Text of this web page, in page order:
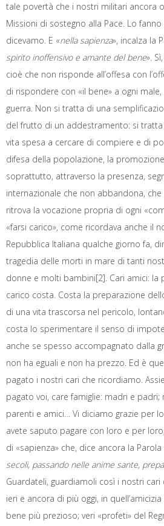
tale povertà che i nostri militari ancora
Missioni di sostegno alla Pace. Lo fanno
dicevamo. E «nella sapienza», incalza la
spirito inoffensivo e amante del bene».
cioè che non risponde all’offesa con
di rispondere con «il bene» a ogni
guerra. Non si tratta di una
del frutto di un addestramento: si
vita spesa a cercare di compiere e di
difesa della popolazione, la promozione
soprattutto, attraverso la presenza,
internazionale che non abbandona,
ritrova la vocazione propria di ogni
«farsi carico», come ricordava anche il
Repubblica Italiana qualche giorno fa,
tragedia delle morti in mare di tanti
donne e molti bambini[2]. Cari amici: la
carico costa. Costa la preparazione
di una vita trascorsa nel pericolo,
costa lo sperimentare il senso di
anche se spesso accompagnato dalla
non ha eguali e non ha prezzo. Ed è
pagato i nostri cari che ricordiamo.
pagato voi, care famiglie: madri e padri;
parenti e amici… Vi diciamo grazie per
avete saputo pagare con loro e per
di «sapienza» che, dice ancora la
secoli, passando nelle anime sante,
Guardateli, guardiamoli così i nostri
ieri e ancora di più oggi, in
bene più prezioso; veri «profeti» del